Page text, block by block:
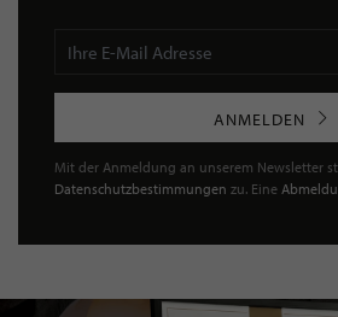
ANMELDEN
Mit der Anmeldung an unserem Newsletter
Datenschutzbestimmungen zu. Eine